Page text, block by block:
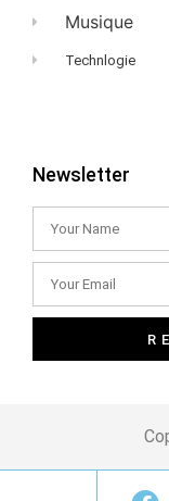
Musique
Technlogie
Newsletter